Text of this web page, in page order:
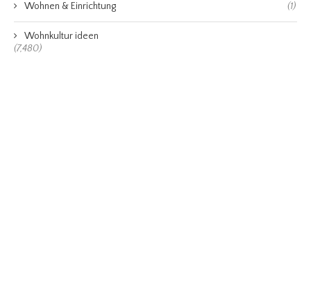
Wohnen & Einrichtung (1)
Wohnkultur ideen
(7,480)